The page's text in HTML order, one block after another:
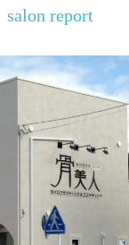
salon report